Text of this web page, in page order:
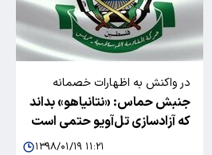
در واکنش به اظهارات خصمانه
صهیونیست‌ها؛
جنبش حماس: «نتانیاهو» بداند
که آزادسازی تل‌آویو حتمی است
۱۳۹۸/۰۱/۱۹ ۱۱:۲۱